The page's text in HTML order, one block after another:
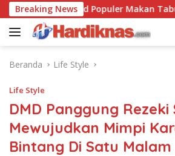
Langsung
ke
konten
Breaking News
Trend Populer Makan
Beranda Life Style
Life Style
DMD Panggung Rezeki
Mewujudkan Mimpi
Bintang Di Satu Malam